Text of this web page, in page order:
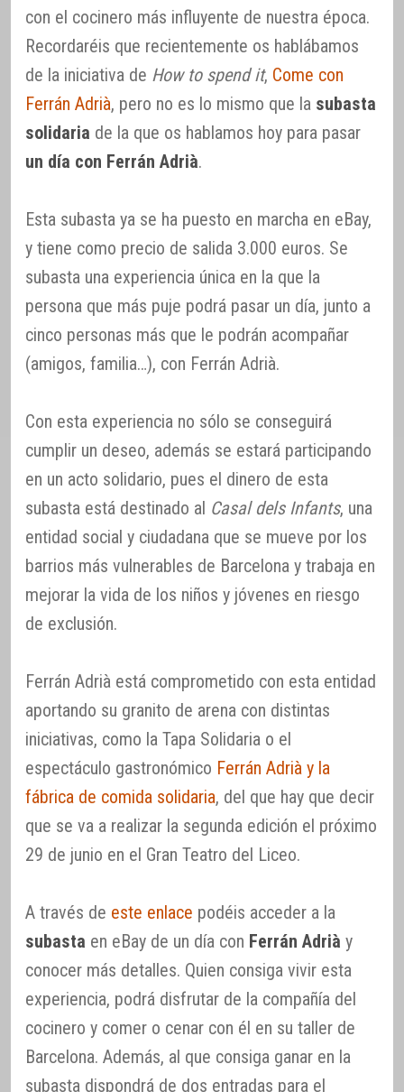
con el cocinero más influyente de nuestra época.
Recordaréis que recientemente os hablábamos
de la iniciativa de How to spend it, Come con
Ferrán Adrià, pero no es lo mismo que la subasta
solidaria de la que os hablamos hoy para pasar
un día con Ferrán Adrià.
Esta subasta ya se ha puesto en marcha en eBay,
y tiene como precio de salida 3.000 euros. Se
subasta una experiencia única en la que la
persona que más puje podrá pasar un día, junto a
cinco personas más que le podrán acompañar
(amigos, familia…), con Ferrán Adrià.
Con esta experiencia no sólo se conseguirá
cumplir un deseo, además se estará participando
en un acto solidario, pues el dinero de esta
subasta está destinado al Casal dels Infants, una
entidad social y ciudadana que se mueve por los
barrios más vulnerables de Barcelona y trabaja en
mejorar la vida de los niños y jóvenes en riesgo
de exclusión.
Ferrán Adrià está comprometido con esta entidad
aportando su granito de arena con distintas
iniciativas, como la Tapa Solidaria o el
espectáculo gastronómico Ferrán Adrià y la
fábrica de comida solidaria, del que hay que decir
que se va a realizar la segunda edición el próximo
29 de junio en el Gran Teatro del Liceo.
A través de este enlace podéis acceder a la
subasta en eBay de un día con Ferrán Adrià y
conocer más detalles. Quien consiga vivir esta
experiencia, podrá disfrutar de la compañía del
cocinero y comer o cenar con él en su taller de
Barcelona. Además, al que consiga ganar en la
subasta dispondrá de dos entradas para el